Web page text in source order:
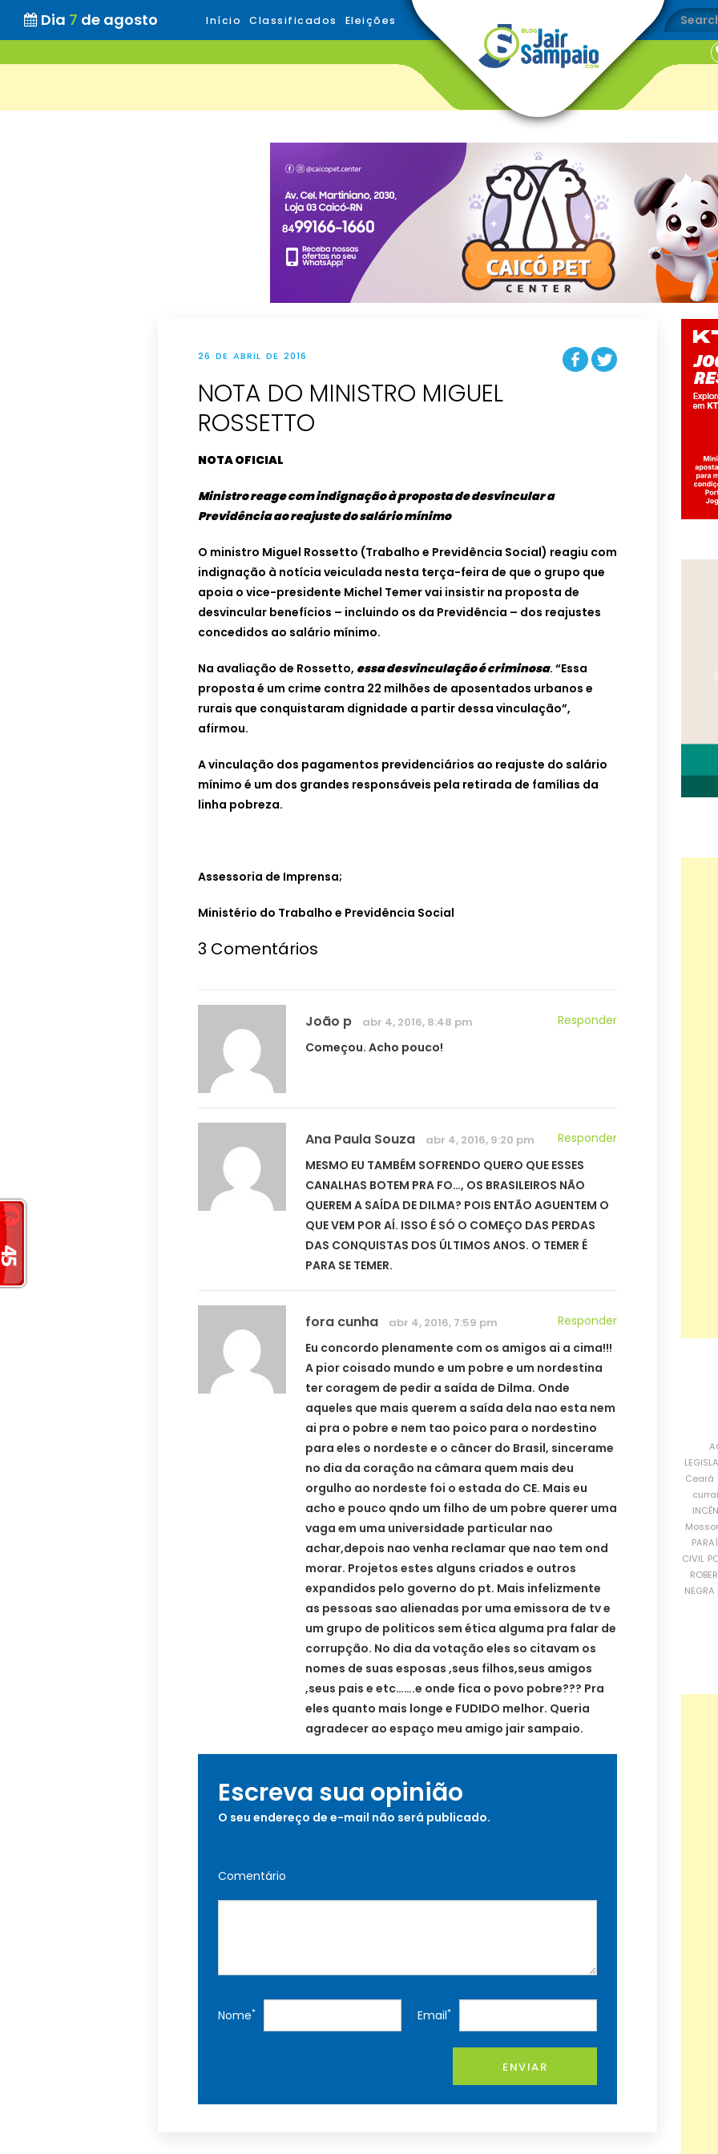
Dia 7 de agosto Início Classificados Eleições
26 DE ABRIL DE 2016
NOTA DO MINISTRO MIGUEL
NOTA OFICIAL
Ministro reage com indignação à proposta de desvincular a
Previdência ao reajuste do salário mínimo
O ministro Miguel Rossetto (Trabalho e Previdência Social) reagiu com
indignação à notícia veiculada nesta terça-feira de que o grupo que
apoia o vice-presidente Michel Temer vai insistir na proposta de
desvincular benefícios – incluindo os da Previdência – dos reajustes
concedidos ao salário mínimo.
Na avaliação de Rossetto, essa desvinculação é criminosa. “Essa
proposta é um crime contra 22 milhões de aposentados urbanos e
rurais que conquistaram dignidade a partir dessa vinculação”,
afirmou.
A vinculação dos pagamentos previdenciários ao reajuste do salário
mínimo é um dos grandes responsáveis pela retirada de famílias da
linha pobreza.
Assessoria de Imprensa;
Ministério do Trabalho e Previdência Social
3 Comentários
João p abr 4, 2016, 8:48 pm
Responder
Começou. Acho pouco!
Ana Paula Souza abr 4, 2016, 9:20 pm
Responder
MESMO EU TAMBÉM SOFRENDO QUERO QUE ESSES
CANALHAS BOTEM PRA FO…, OS BRASILEIROS NÃO
QUEREM A SAÍDA DE DILMA? POIS ENTÃO AGUENTEM O
QUE VEM POR AÍ. ISSO É SÓ O COMEÇO DAS PERDAS
DAS CONQUISTAS DOS ÚLTIMOS ANOS. O TEMER É
PARA SE TEMER.
fora cunha abr 4, 2016, 7:59 pm
Responder
Eu concordo plenamente com os amigos ai a cima!!!
A pior coisado mundo e um pobre e um nordestina
ter coragem de pedir a saída de Dilma. Onde
aqueles que mais querem a saída dela nao esta nem
ai pra o pobre e nem tao poico para o nordestino
para eles o nordeste e o câncer do Brasil, sincerame
no dia da coração na câmara quem mais deu
orgulho ao nordeste foi o estada do CE. Mais eu
acho e pouco qndo um filho de um pobre querer uma
vaga em uma universidade particular nao
achar,depois nao venha reclamar que nao tem ond
morar. Projetos estes alguns criados e outros
expandidos pelo governo do pt. Mais infelizmente
as pessoas sao alienadas por uma emissora de tv e
um grupo de politicos sem ética alguma pra falar de
corrupção. No dia da votação eles so citavam os
nomes de suas esposas ,seus filhos,seus amigos
,seus pais e etc…….e onde fica o povo pobre??? Pra
eles quanto mais longe e FUDIDO melhor. Queria
agradecer ao espaço meu amigo jair sampaio.
Escreva sua opinião
O seu endereço de e-mail não será publicado.
Comentário
Nome* Email*
ENVIAR
Ceará
CIVIL
NEGRA